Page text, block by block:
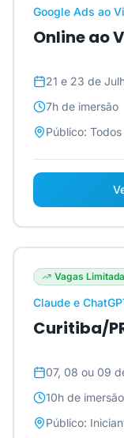
Google Ads ao
Online ao
21 e 23 de
7h de imersão
Público:
Vagas
Claude e
Curitiba/
07, 08 ou 09
10h de imersão
Público: